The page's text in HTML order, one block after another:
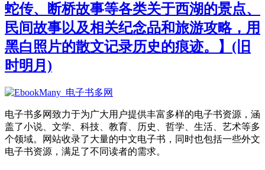
蛇传、断桥故事等各类关于西湖的景点、
民间故事以及相关纪念品和旅游攻略，用
黑白照片的散文记录历史的痕迹。】(旧
时明月)
电子书多网致力于为广大用户提供丰富多样的电子书资源，涵
盖了小说、文学、科技、教育、历史、哲学、生活、艺术等多
个领域。网站收录了大量的中文电子书，同时也包括一些外文
电子书资源，满足了不同读者的需求。